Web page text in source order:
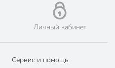
День Рождения
однотонный
Личный кабинет
Сервис и помощь